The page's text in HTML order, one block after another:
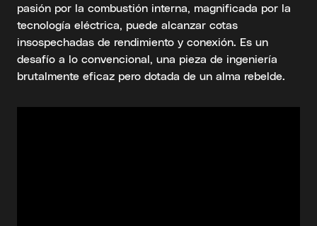
pasión por la combustión interna, magnificada por la
tecnología eléctrica, puede alcanzar cotas
insospechadas de rendimiento y conexión. Es un
desafío a lo convencional, una pieza de ingeniería
brutalmente eficaz pero dotada de un alma rebelde.